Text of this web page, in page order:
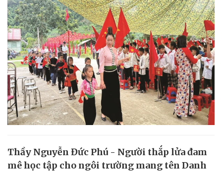
Thầy Nguyễn Đức Phú - Người thắp lửa đam
mê học tập cho ngôi trường mang tên Danh